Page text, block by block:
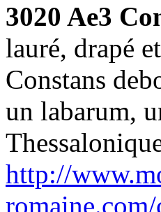
3020 Ae3
lauré, drapé
Constans
un labarum,
http://